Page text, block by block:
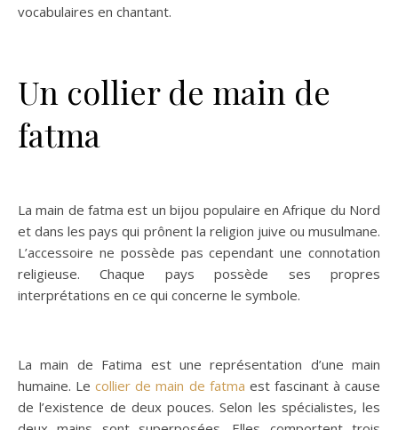
vocabulaires en chantant.
Un collier de main de
fatma
La main de fatma est un bijou populaire en Afrique du Nord
et dans les pays qui prônent la religion juive ou musulmane.
L’accessoire ne possède pas cependant une connotation
religieuse. Chaque pays possède ses propres
interprétations en ce qui concerne le symbole.
La main de Fatima est une représentation d’une main
humaine. Lecollier de main de fatma est fascinant à cause
de l’existence de deux pouces. Selon les spécialistes, les